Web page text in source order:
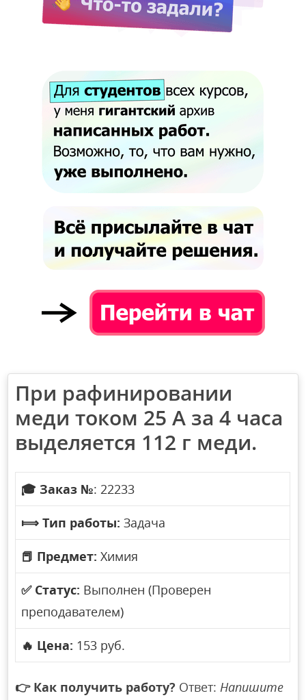
При рафинировании
меди током 25 А за 4 часа
выделяется 112 г меди.
🎓 Заказ №: 22233
⟾ Тип работы: Задача
📕 Предмет: Химия
✅ Статус: Выполнен (Проверен
преподавателем)
🔥 Цена: 153 руб.
👉 Как получить работу? Ответ:Напишите